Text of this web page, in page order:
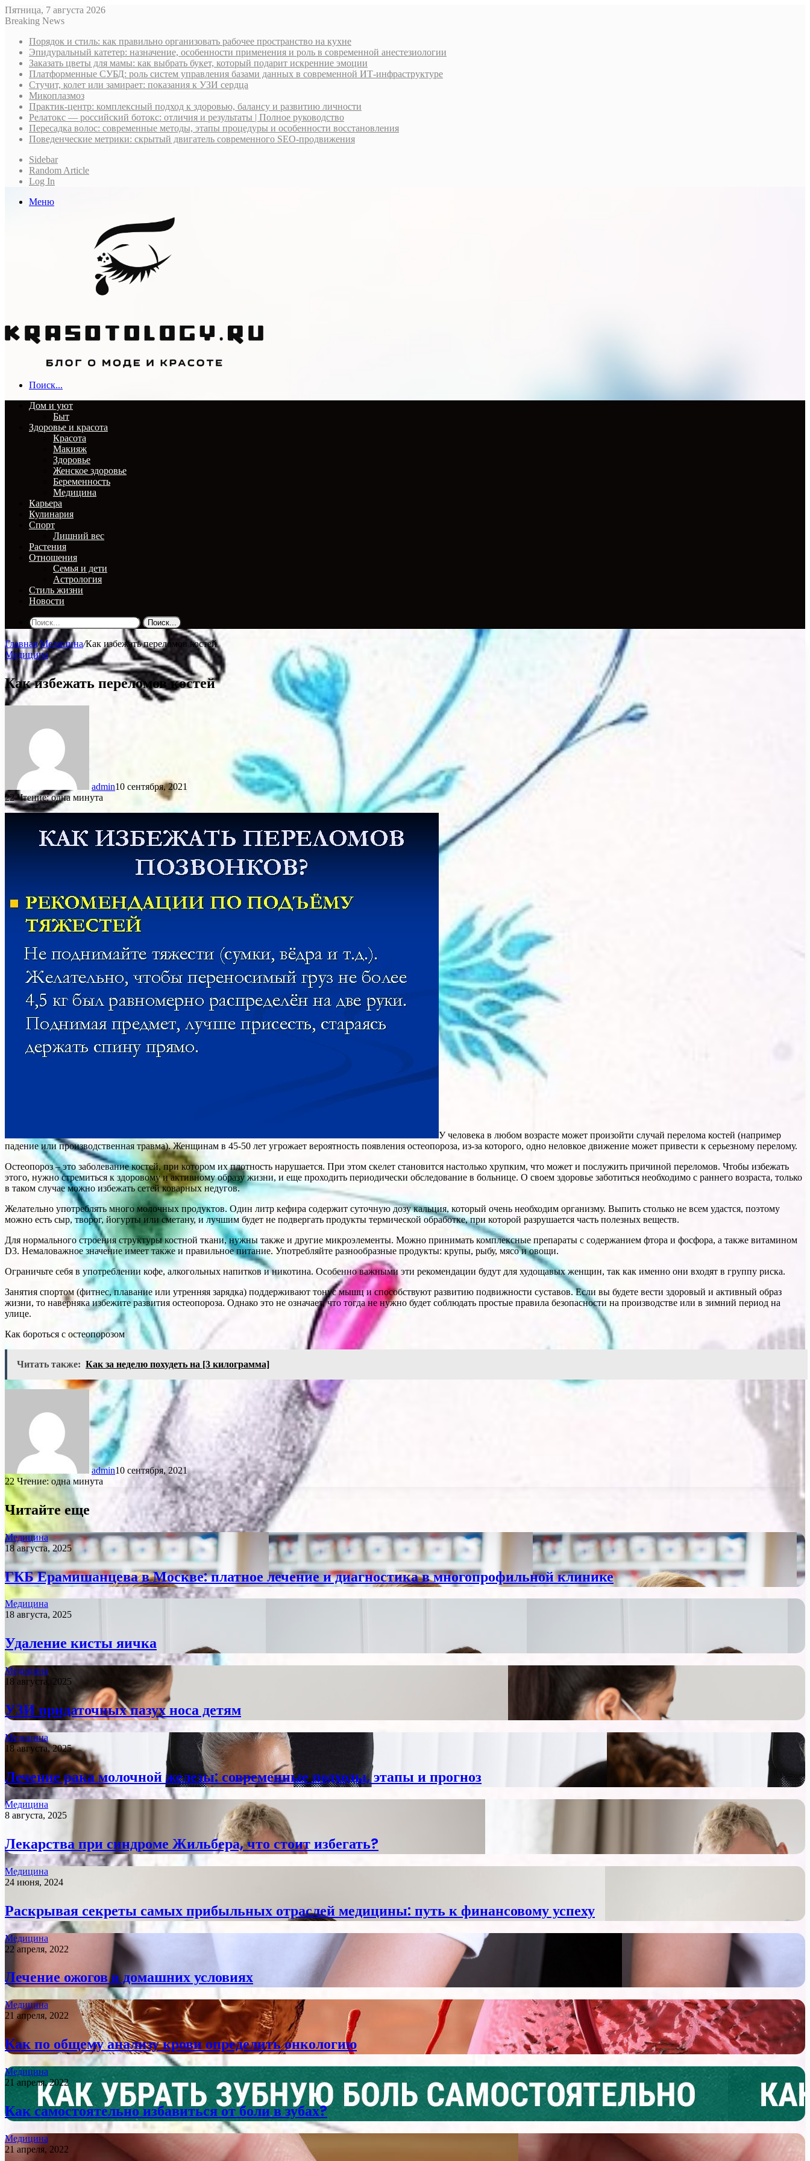
Пятница, 7 августа 2026
Breaking News
Порядок и стиль: как правильно организовать рабочее пространство на кухне
Эпидуральный катетер: назначение, особенности применения и роль в современной анестезиологии
Заказать цветы для мамы: как выбрать букет, который подарит искренние эмоции
Платформенные СУБД: роль систем управления базами данных в современной ИТ-инфраструктуре
Стучит, колет или замирает: показания к УЗИ сердца
Микоплазмоз
Практик-центр: комплексный подход к здоровью, балансу и развитию личности
Релатокс — российский ботокс: отличия и результаты | Полное руководство
Пересадка волос: современные методы, этапы процедуры и особенности восстановления
Поведенческие метрики: скрытый двигатель современного SEO-продвижения
Sidebar
Random Article
Log In
Меню
Поиск...
Дом и уют
Быт
Здоровье и красота
Красота
Макияж
Здоровье
Женское здоровье
Беременность
Медицина
Карьера
Кулинария
Спорт
Лишний вес
Растения
Отношения
Семья и дети
Астрология
Стиль жизни
Новости
Поиск...
Главная/Медицина/Как избежать переломов костей
Медицина
Как избежать переломов костей
admin10 сентября, 2021
22Чтение: одна минута
У человека в любом возрасте может произойти случай перелома костей (например
падение или производственная травма). Женщинам в 45-50 лет угрожает вероятность появления остеопороза, из-за которого, одно неловкое движение может привести к серьезному перелому.
Остеопороз – это заболевание костей, при котором их плотность нарушается. При этом скелет становится настолько хрупким, что может и послужить причиной переломов. Чтобы избежать
этого, нужно стремиться к здоровому и активному образу жизни, и еще проходить периодически обследование в больнице. О своем здоровье заботиться необходимо с раннего возраста, только
в таком случае можно избежать сетей коварных недугов.
Желательно употреблять много молочных продуктов. Один литр кефира содержит суточную дозу кальция, который очень необходим организму. Выпить столько не всем удастся, поэтому
можно есть сыр, творог, йогурты или сметану, и лучшим будет не подвергать продукты термической обработке, при которой разрушается часть полезных веществ.
Для нормального строения структуры костной ткани, нужны также и другие микроэлементы. Можно принимать комплексные препараты с содержанием фтора и фосфора, а также витамином
D3. Немаловажное значение имеет также и правильное питание. Употребляйте разнообразные продукты: крупы, рыбу, мясо и овощи.
Ограничьте себя в употреблении кофе, алкогольных напитков и никотина. Особенно важными эти рекомендации будут для худощавых женщин, так как именно они входят в группу риска.
Занятия спортом (фитнес, плавание или утренняя зарядка) поддерживают тонус мышц и способствуют развитию подвижности суставов. Если вы будете вести здоровый и активный образ
жизни, то наверняка избежите развития остеопороза. Однако это не означает, что тогда не нужно будет соблюдать простые правила безопасности на производстве или в зимний период на
улице.
Как бороться с остеопорозом
Читать также: Как за неделю похудеть на [3 килограмма]
admin10 сентября, 2021
22 Чтение: одна минута
Читайте еще
Медицина
18 августа, 2025
ГКБ Ерамишанцева в Москве: платное лечение и диагностика в многопрофильной клинике
Медицина
18 августа, 2025
Удаление кисты яичка
Медицина
18 августа, 2025
УЗИ придаточных пазух носа детям
Медицина
18 августа, 2025
Лечение рака молочной железы: современные подходы, этапы и прогноз
Медицина
8 августа, 2025
Лекарства при синдроме Жильбера, что стоит избегать?
Медицина
24 июня, 2024
Раскрывая секреты самых прибыльных отраслей медицины: путь к финансовому успеху
Медицина
22 апреля, 2022
Лечение ожогов в домашних условиях
Медицина
21 апреля, 2022
Как по общему анализу крови определить онкологию
Медицина
21 апреля, 2022
Как самостоятельно избавиться от боли в зубах?
Медицина
21 апреля, 2022